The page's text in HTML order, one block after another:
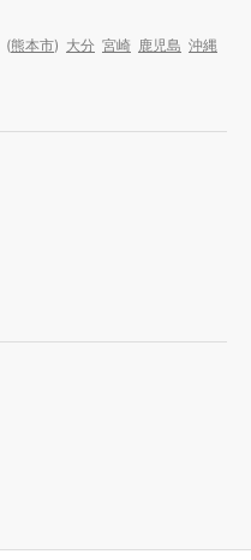
(熊本市) 大分 宮崎 鹿児島 沖縄